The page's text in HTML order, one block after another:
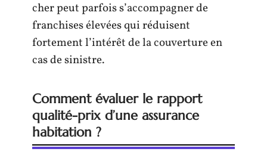
cher peut parfois s’accompagner de
franchises élevées qui réduisent
fortement l’intérêt de la couverture en
cas de sinistre.
Comment évaluer le rapport
qualité-prix d’une assurance
habitation ?